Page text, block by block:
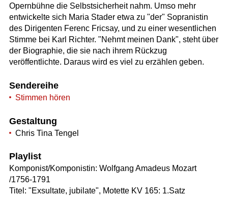
Opernbühne die Selbstsicherheit nahm. Umso mehr
entwickelte sich Maria Stader etwa zu "der" Sopranistin
des Dirigenten Ferenc Fricsay, und zu einer wesentlichen
Stimme bei Karl Richter. "Nehmt meinen Dank", steht über
der Biographie, die sie nach ihrem Rückzug
veröffentlichte. Daraus wird es viel zu erzählen geben.
Sendereihe
Stimmen hören
Gestaltung
Chris Tina Tengel
Playlist
Komponist/Komponistin: Wolfgang Amadeus Mozart
/1756-1791
Titel: "Exsultate, jubilate", Motette KV 165: 1.Satz